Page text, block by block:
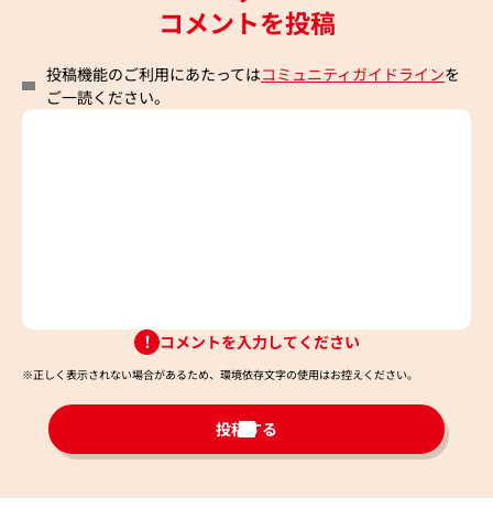
コメントを投稿
投稿機能のご利用にあたってはコミュニティガイドラインを
ご一読ください。
コメントを入力してください
※正しく表示されない場合があるため、環境依存文字の使用はお控えください。​
投稿する